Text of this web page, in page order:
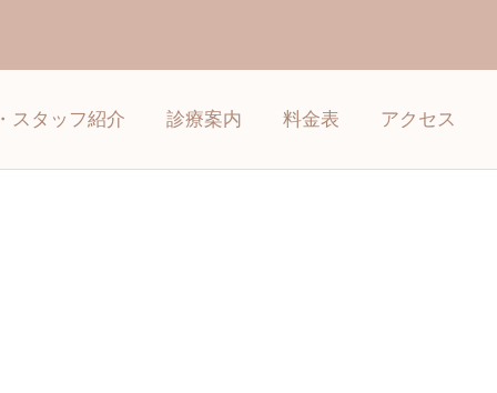
スタッフ紹介 診療案内 料金表 アクセス